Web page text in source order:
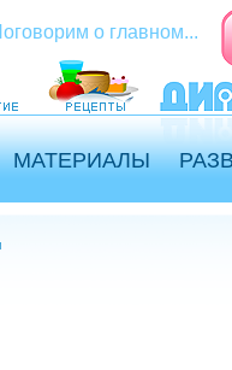
о главном...
МАТЕРИАЛЫ